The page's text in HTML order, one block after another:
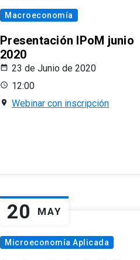
Macroeconomía
Presentación IPoM junio
2020
23 de Junio de 2020
12:00
Webinar con inscripción
20 MAY
Microeconomía Aplicada